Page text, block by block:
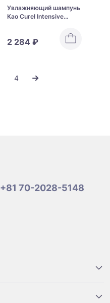
Увлажняющий шампунь
Kao Curel Intensive
2 284 ₽
4
+81 70-2028-5148